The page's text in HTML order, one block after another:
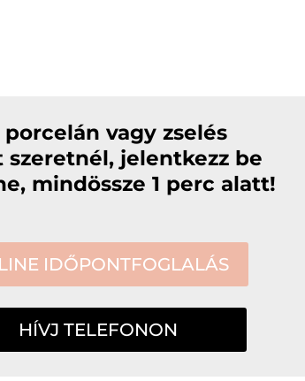
vagy zselés
jelentkezz be
mindössze 1 perc alatt!
IDŐPONTFOGLALÁS
HÍVJ TELEFONON